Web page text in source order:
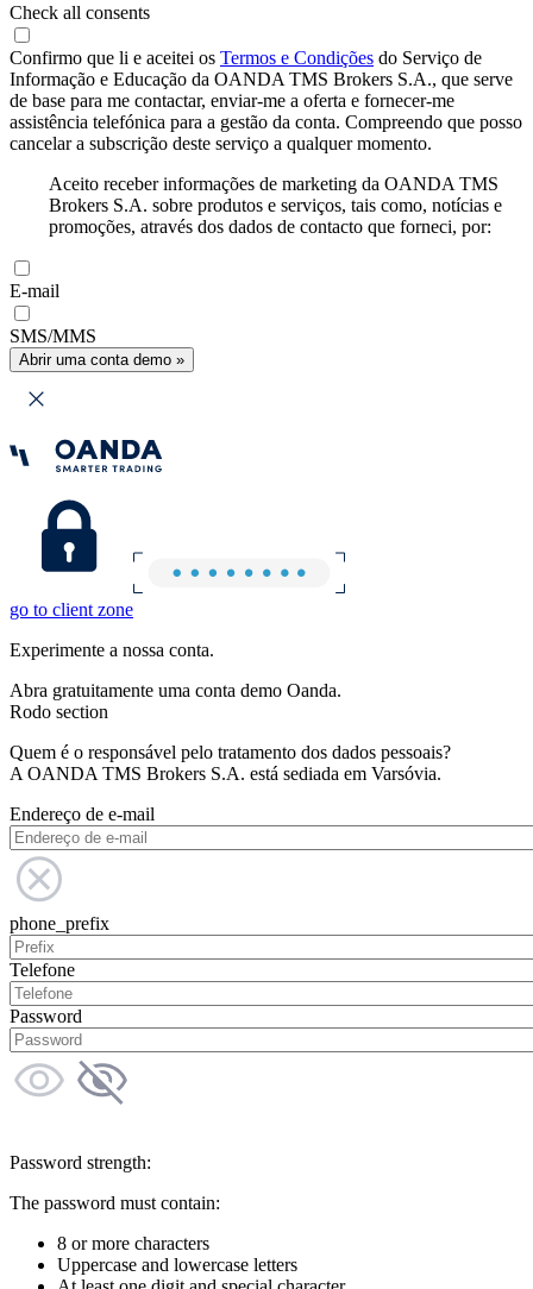
Check all consents
Confirmo que li e aceitei os Termos e Condições do Serviço de
Informação e Educação da OANDA TMS Brokers S.A., que serve
de base para me contactar, enviar-me a oferta e fornecer-me
assistência telefónica para a gestão da conta. Compreendo que posso
cancelar a subscrição deste serviço a qualquer momento.
Aceito receber informações de marketing da OANDA TMS
Brokers S.A. sobre produtos e serviços, tais como, notícias e
promoções, através dos dados de contacto que forneci, por:
E-mail
SMS/MMS
Abrir uma conta demo »
go to client zone
Experimente a nossa conta.
Abra gratuitamente uma conta demo Oanda.
Rodo section
Quem é o responsável pelo tratamento dos dados pessoais?
A OANDA TMS Brokers S.A. está sediada em Varsóvia.
Endereço de e-mail
phone_prefix
Telefone
Password
Password strength:
The password must contain:
8 or more characters
Uppercase and lowercase letters